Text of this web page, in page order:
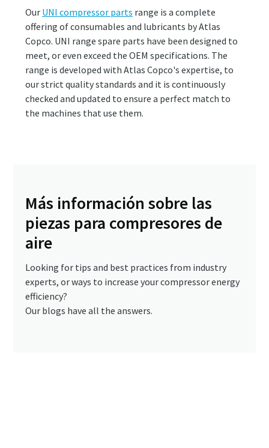
Our UNI compressor parts range is a complete
offering of consumables and lubricants by Atlas
Copco. UNI range spare parts have been designed to
meet, or even exceed the OEM specifications. The
range is developed with Atlas Copco's expertise, to
our strict quality standards and it is continuously
checked and updated to ensure a perfect match to
the machines that use them.
Más información sobre las
piezas para compresores de
aire
Looking for tips and best practices from industry
experts, or ways to increase your compressor energy
efficiency?
Our blogs have all the answers.